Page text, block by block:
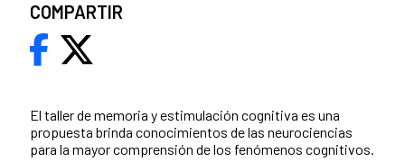
El taller de memoria y estimulación cognitiva es una
propuesta brinda conocimientos de las neurociencias
para la mayor comprensión de los fenómenos cognitivos.
COMPARTIR